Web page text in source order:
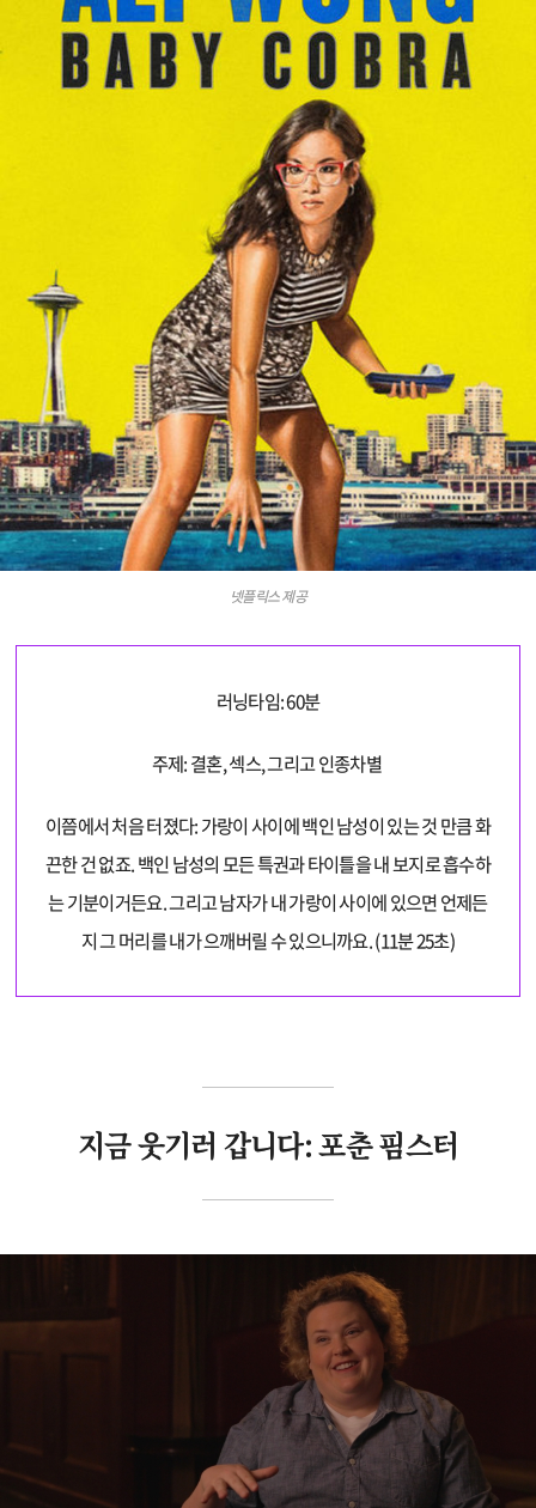
넷플릭스 제공
러닝타임: 60분
주제: 결혼, 섹스, 그리고 인종차별
이쯤에서 처음 터졌다: 가랑이 사이에 백인 남성이 있는 것 만큼 화
끈한 건 없죠. 백인 남성의 모든 특권과 타이틀을 내 보지로 흡수하
는 기분이거든요. 그리고 남자가 내 가랑이 사이에 있으면 언제든
지 그 머리를 내가 으깨버릴 수 있으니까요. (11분 25초)
지금 웃기러 갑니다: 포춘 핌스터